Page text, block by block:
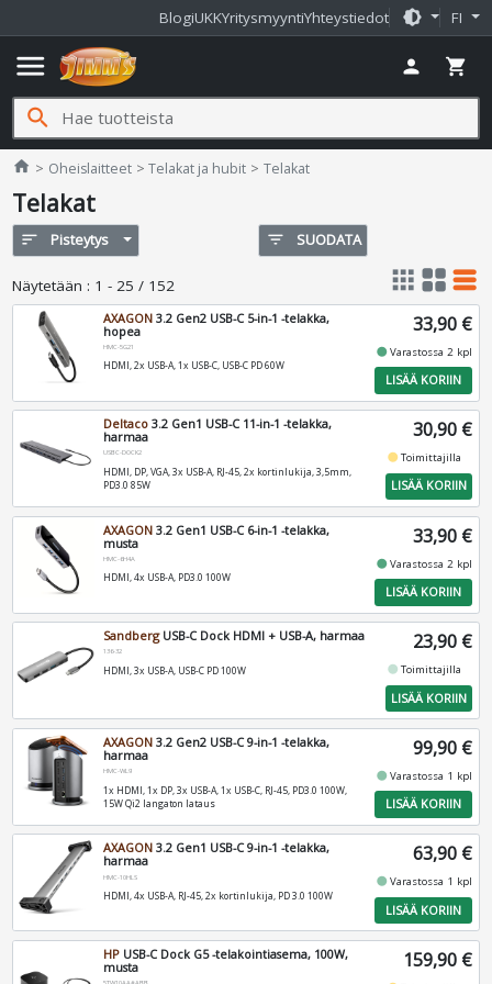
BlogiUKKYritysmyyntiYhteystiedot brightness_medium FI
menu person shopping_cart
search
home Jimms.fi
Oheislaitteet Telakat ja hubit Telakat
Telakat
sort Pisteytys filter_list SUODATA
Näytetään : 1 - 25 / 152 apps grid_view table_rows
AXAGON 3.2 Gen2 USB-C 5-in-1 -telakka,
hopea
HMC-5G21
HDMI, 2x USB-A, 1x USB-C, USB-C PD 60W
33,90 €
fiber_manual_recordVarastossa 2 kpl
LISÄÄ KORIIN
Deltaco 3.2 Gen1 USB-C 11-in-1 -telakka,
harmaa
USBC-DOCK2
HDMI, DP, VGA, 3x USB-A, RJ-45, 2x kortinlukija, 3,5mm,
PD3.0 85W
30,90 €
fiber_manual_recordToimittajilla
LISÄÄ KORIIN
AXAGON 3.2 Gen1 USB-C 6-in-1 -telakka,
musta
HMC-6H4A
HDMI, 4x USB-A, PD3.0 100W
33,90 €
fiber_manual_recordVarastossa 2 kpl
LISÄÄ KORIIN
SandbergUSB-C Dock HDMI + USB-A, harmaa
136-32
HDMI, 3x USB-A, USB-C PD 100W
23,90 €
fiber_manual_recordToimittajilla
LISÄÄ KORIIN
AXAGON 3.2 Gen2 USB-C 9-in-1 -telakka,
harmaa
HMC-WL9
1x HDMI, 1x DP, 3x USB-A, 1x USB-C, RJ-45, PD3.0 100W,
15W Qi2 langaton lataus
99,90 €
fiber_manual_recordVarastossa 1 kpl
LISÄÄ KORIIN
AXAGON 3.2 Gen1 USB-C 9-in-1 -telakka,
harmaa
HMC-10HLS
HDMI, 4x USB-A, RJ-45, 2x kortinlukija, PD 3.0 100W
63,90 €
fiber_manual_recordVarastossa 1 kpl
LISÄÄ KORIIN
HP USB-C Dock G5 -telakointiasema, 100W,
musta
159,90 €